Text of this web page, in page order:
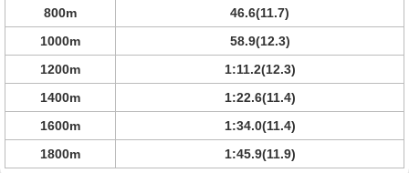
800m
46.6(11.7)
1000m
58.9(12.3)
1200m
1:11.2(12.3)
1400m
1:22.6(11.4)
1600m
1:34.0(11.4)
1800m
1:45.9(11.9)